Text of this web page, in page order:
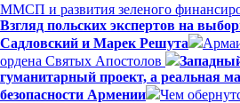
ММСП и развития зеленого
Взгляд польских экспертов на
Садловский и Марек Решута
ордена Святых Апостолов
гуманитарный проект, а реальная
безопасности Армении
Чем